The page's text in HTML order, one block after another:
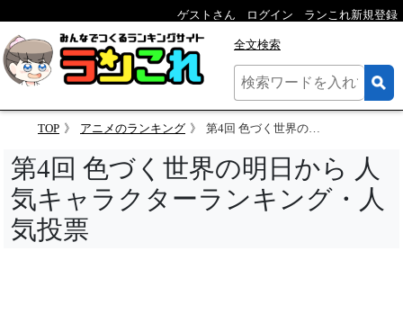
ゲストさん ログイン ランこれ新規登録
全文検索
TOP アニメのランキング 第4回 色づく世界の明日から 人気キャラクターランキング
第4回 色づく世界の明日から 人
気キャラクターランキング・人
気投票